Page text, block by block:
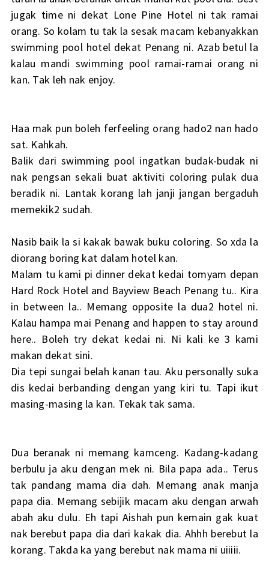
jugak time ni dekat Lone Pine Hotel ni tak ramai
orang. So kolam tu tak la sesak macam kebanyakkan
swimming pool hotel dekat Penang ni. Azab betul la
kalau mandi swimming pool ramai-ramai orang ni
kan. Tak leh nak enjoy.
Haa mak pun boleh ferfeeling orang hado2 nan hado
sat. Kahkah.
Balik dari swimming pool ingatkan budak-budak ni
nak pengsan sekali buat aktiviti coloring pulak dua
beradik ni. Lantak korang lah janji jangan bergaduh
memekik2 sudah.
Nasib baik la si kakak bawak buku coloring. So xda la
diorang boring kat dalam hotel kan.
Malam tu kami pi dinner dekat kedai tomyam depan
Hard Rock Hotel and Bayview Beach Penang tu.. Kira
in between la.. Memang opposite la dua2 hotel ni.
Kalau hampa mai Penang and happen to stay around
here.. Boleh try dekat kedai ni. Ni kali ke 3 kami
makan dekat sini.
Dia tepi sungai belah kanan tau. Aku personally suka
dis kedai berbanding dengan yang kiri tu. Tapi ikut
masing-masing la kan. Tekak tak sama.
Dua beranak ni memang kamceng. Kadang-kadang
berbulu ja aku dengan mek ni. Bila papa ada.. Terus
tak pandang mama dia dah. Memang anak manja
papa dia. Memang sebijik macam aku dengan arwah
abah aku dulu. Eh tapi Aishah pun kemain gak kuat
nak berebut papa dia dari kakak dia. Ahhh berebut la
korang. Takda ka yang berebut nak mama ni uiiiii.